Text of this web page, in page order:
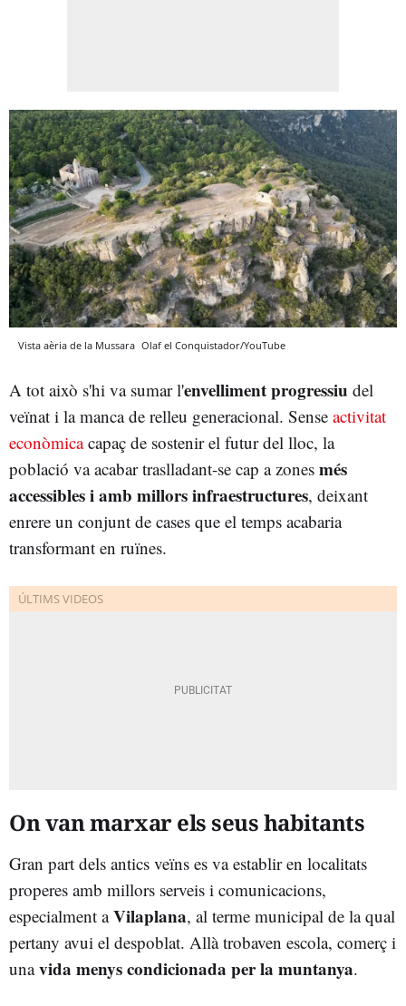
Vista aèria de la Mussara Olaf el Conquistador/YouTube
A tot això s'hi va sumar l'envelliment progressiu del
veïnat i la manca de relleu generacional. Sense activitat
econòmicacapaç de sostenir el futur del lloc, la
població va acabar traslladant-se cap a zones més
accessibles i amb millors infraestructures, deixant
enrere un conjunt de cases que el temps acabaria
transformant en ruïnes.
On van marxar els seus habitants
Gran part dels antics veïns es va establir en localitats
properes amb millors serveis i comunicacions,
especialment aVilaplana, al terme municipal de la qual
pertany avui el despoblat. Allà trobaven escola, comerç i
unavida menys condicionada per la muntanya.